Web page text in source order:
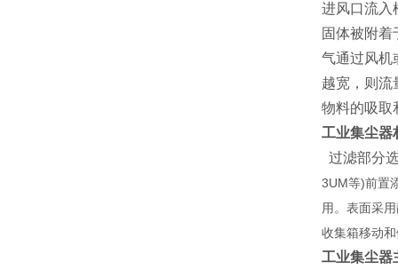
进风口流入
固体被附
气通过风机
越宽，则流
物料的吸取
工业集尘器
过滤部分
3UM等)前置
用。表面采
收集箱移动
工业集尘器